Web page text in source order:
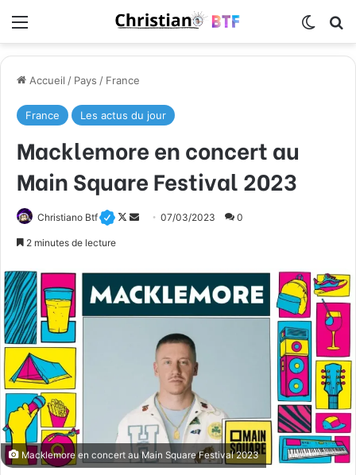
Accueil / Pays / France
France Les actus du jour
Macklemore en concert au
Main Square Festival 2023
Christiano Btf
F
l
o
w
o
y
e
o
u
r
r
07/03/2023 0
2 minutes de lecture
Macklemore en concert au Main Square Festival 2023